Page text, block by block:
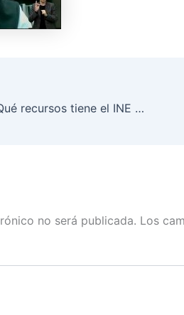
Octavo conversatorio en línea “¿Qué recursos tiene el INE ante la violencia política contra las mujeres en razón de género?”
no será publicada. Los